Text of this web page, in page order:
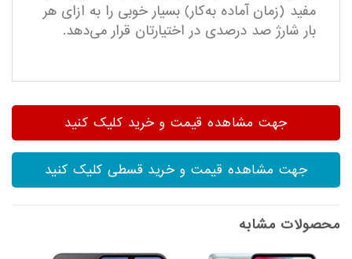
مفید (زمان آماده به‌کار) بسیار خوبی را به ازای هر
بار شارژ صد درصدی در اختیارتان قرار می‌دهد.
جهت مشاهده قیمت و خرید کلیک کنید
جهت مشاهده قیمت و خرید قسطی کلیک کنید
محصولات مشابه